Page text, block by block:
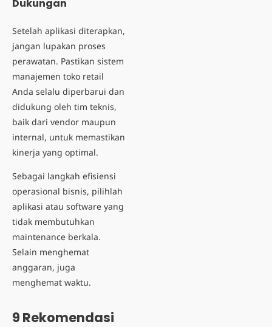
Dukungan
Setelah aplikasi diterapkan,
jangan lupakan proses
perawatan. Pastikan sistem
manajemen toko retail
Anda selalu diperbarui dan
didukung oleh tim teknis,
baik dari vendor maupun
internal, untuk memastikan
kinerja yang optimal.
Sebagai langkah efisiensi
operasional bisnis, pilihlah
aplikasi atau software yang
tidak membutuhkan
maintenance berkala.
Selain menghemat
anggaran, juga
menghemat waktu.
9 Rekomendasi